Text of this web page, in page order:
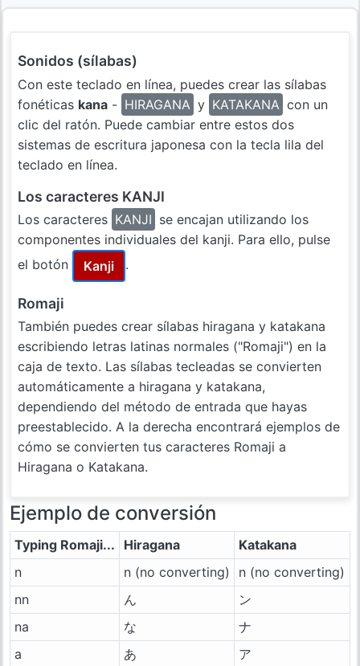
Sonidos (sílabas)
Con este teclado en línea, puedes crear las sílabas
fonéticas kana - HIRAGANA y KATAKANA con un
clic del ratón. Puede cambiar entre estos dos
sistemas de escritura japonesa con la tecla lila del
teclado en línea.
Los caracteres KANJI
Los caracteres KANJI se encajan utilizando los
componentes individuales del kanji. Para ello, pulse
el botón
Kanji .
Romaji
También puedes crear sílabas hiragana y katakana
escribiendo letras latinas normales ("Romaji") en la
caja de texto. Las sílabas tecleadas se convierten
automáticamente a hiragana y katakana,
dependiendo del método de entrada que hayas
preestablecido. A la derecha encontrará ejemplos de
cómo se convierten tus caracteres Romaji a
Hiragana o Katakana.
Ejemplo de conversión
Typing Romaji... Hiragana
Katakana
n
n (no converting)
n (no converting)
nn
ん
ン
na
な
ナ
a
あ ア